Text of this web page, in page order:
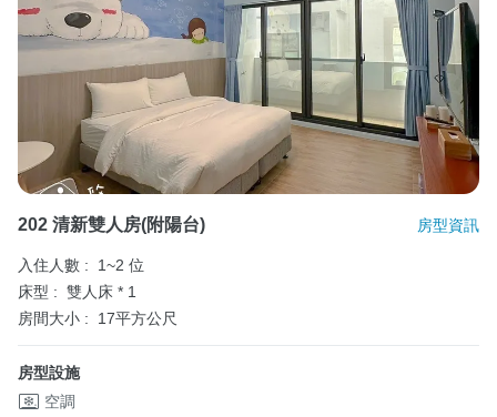
202 清新雙人房(附陽台) 房型資訊
入住人數 :
1~2 位
床型 : 雙人床 * 1
房間大小 :
17平方公尺
房型設施
空調